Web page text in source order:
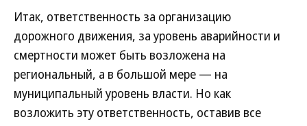
Итак, ответственность за организацию
дорожного движения, за уровень аварийности и
смертности может быть возложена на
региональный, а в большой мере — на
муниципальный уровень власти. Но как
возложить эту ответственность, оставив все